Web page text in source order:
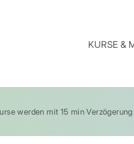
KURSE &
werden mit 15 min